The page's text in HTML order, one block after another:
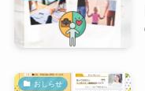
おしらせ